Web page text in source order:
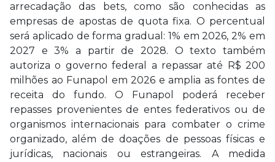
arrecadação das bets, como são conhecidas as
empresas de apostas de quota fixa. O percentual
será aplicado de forma gradual: 1% em 2026, 2% em
2027 e 3% a partir de 2028. O texto também
autoriza o governo federal a repassar até R$ 200
milhões ao Funapol em 2026 e amplia as fontes de
receita do fundo. O Funapol poderá receber
repasses provenientes de entes federativos ou de
organismos internacionais para combater o crime
organizado, além de doações de pessoas físicas e
jurídicas, nacionais ou estrangeiras. A medida